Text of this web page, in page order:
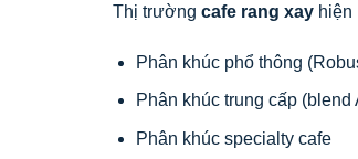
Thị trường cafe rang xay hiện
Phân khúc phổ thông
Phân khúc trung cấp
Phân khúc specialty cafe